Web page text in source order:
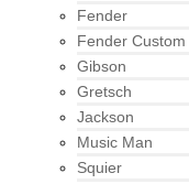
Fender
Fender
Gibson
Gretsch
Jackson
Music Man
Squier